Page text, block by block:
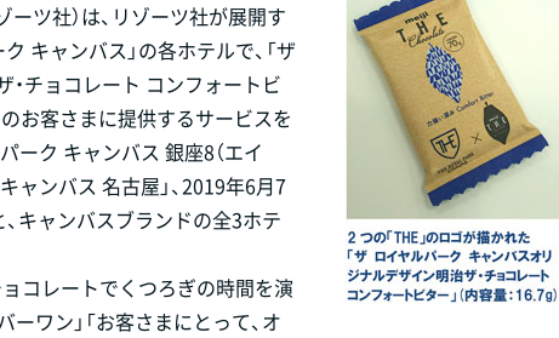
ーツ社）は、リゾーツ社が展開す
キャンバス」の各ホテルで、「ザ
チョコレート コンフォートビ
お客さまに提供するサービスを
ーク キャンバス 銀座8（エイ
ャンバス 名古屋」、2019年6月7
キャンバスブランドの全3ホテ
ョコレートでくつろぎの時間を演
ーワン」「お客さまにとって、オ